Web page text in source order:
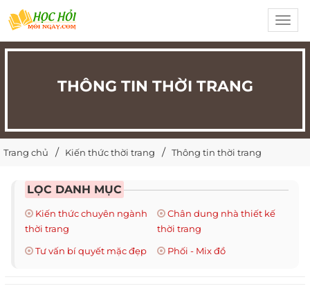
THÔNG TIN THỜI TRANG
Trang chủ Kiến thức thời trang Thông tin thời trang
LỌC DANH MỤC
Kiến thức chuyên ngành
thời trang
Chân dung nhà thiết kế
thời trang
Tư vấn bí quyết mặc đẹp
Phối - Mix đồ